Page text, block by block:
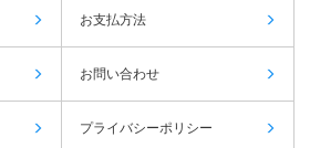
お支払方法
お問い合わせ
プライバシーポリシー